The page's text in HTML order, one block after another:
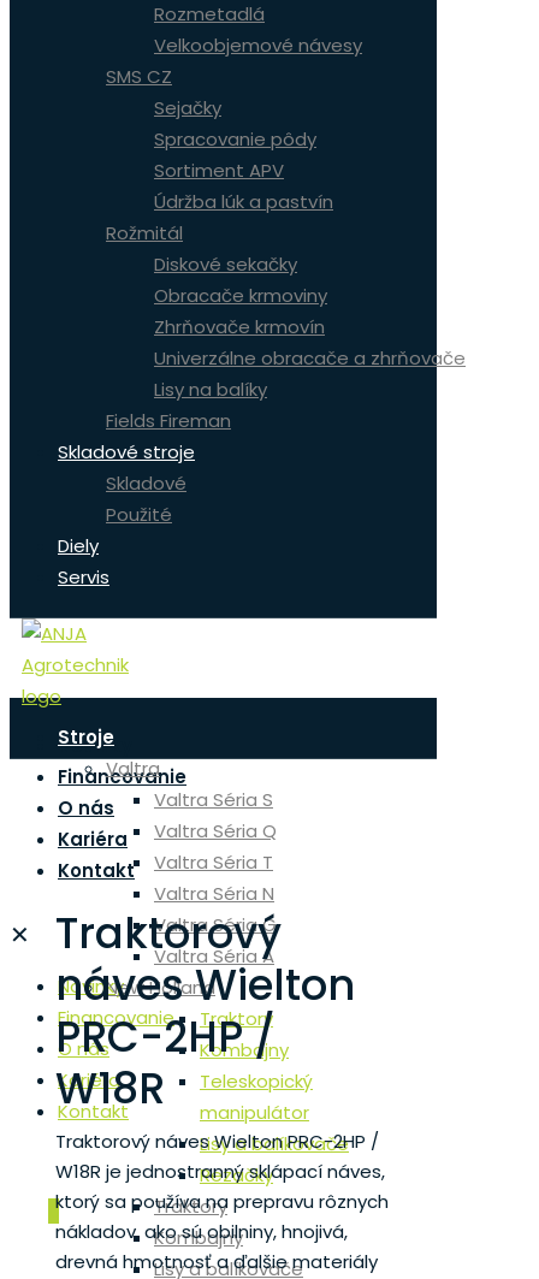
Rozmetadlá
Velkoobjemové návesy
SMS CZ
Sejačky
Spracovanie pôdy
Sortiment APV
Údržba lúk a pastvín
Rožmitál
Diskové sekačky
Obracače krmoviny
Zhrňovače krmovín
Univerzálne obracače a zhrňovače
Lisy na balíky
Fields Fireman
Skladové stroje
Skladové
Použité
Diely
Servis
Novinky
Financovanie
O nás
Kariéra
Kontakt
✕
Novinky
Financovanie
O nás
Kariéra
Kontakt
0
Stroje
Valtra
Valtra Séria S
Valtra Séria Q
Valtra Séria T
Valtra Séria N
Valtra Séria G
Valtra Séria A
New Holland
Traktory
Kombajny
Teleskopický
manipulátor
Lisy a balíkovače
Rezačky
Traktory
Kombajny
Lisy a balíkovače
Traktorový
náves Wielton
PRC-2HP /
W18R
Traktorový náves Wielton PRC-2HP /
W18R je jednostranný sklápací náves,
ktorý sa používa na prepravu rôznych
nákladov, ako sú obilniny, hnojivá,
drevná hmotnosť a ďalšie materiály